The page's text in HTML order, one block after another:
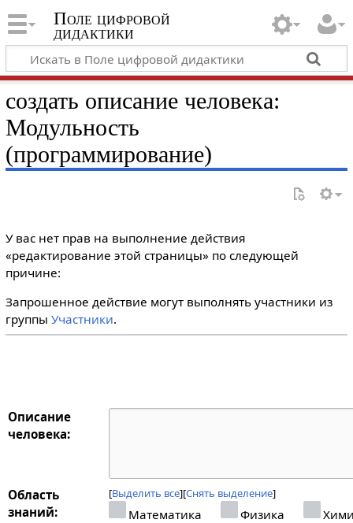
Поле цифровой
дидактики
создать описание человека:
Модульность
(программирование)
У вас нет прав на выполнение действия
«редактирование этой страницы» по следующей
причине:
Запрошенное действие могут выполнять участники из
группы Участники.
Описание
человека:
Область
знаний:
Выделить все Снять выделение
Математика Физика